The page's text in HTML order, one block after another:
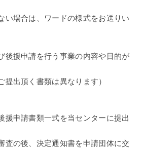
場合は、ワードの様式をお送りい
援申請を行う事業の内容や目的が
出頂く書類は異なります）
申請書類一式を当センターに提出
の後、決定通知書を申請団体に交